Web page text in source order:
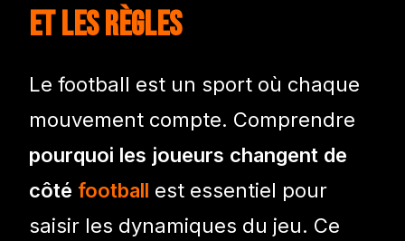
et les règles
Le football est un sport où chaque
mouvement compte. Comprendre
pourquoi les joueurs changent de
côté football est essentiel pour
saisir les dynamiques du jeu. Ce